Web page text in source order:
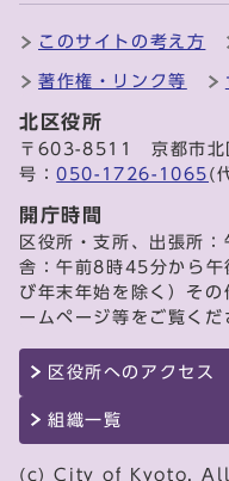
このサイトの考え方
著作権・リンク等
北区役所
〒603-8511 京都市北
号：050-1726-1065 (
開庁時間
区役所・支所、出張所
舎：午前8時45分から
び年末年始を除く）そ
ームページ等をご覧くだ
区役所へのアクセス
組織一覧
(c) City of Kyoto.